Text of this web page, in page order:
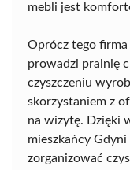
mebli jest
Oprócz tego firma
prowadzi pralnię
czyszczeniu
skorzystaniem z
na wizytę. Dzięki
mieszkańcy
zorganizować